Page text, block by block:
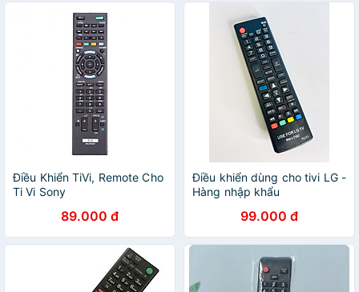
Điều Khiển TiVi, Remote Cho
Ti Vi Sony
89.000 đ
Điều khiển dùng cho tivi LG -
Hàng nhập khẩu
99.000 đ